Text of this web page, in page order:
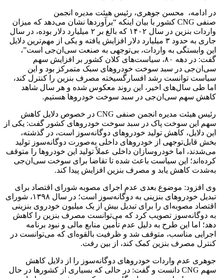
در ادامه، محسن جوهری، رئیس هیئت مدیره انجمن
صنفی CNG‌ کشور با بیان اینکه “برآوردها نشان می‌دهد که میزان
واردات بنزین در سال ۱۴۰۲ که بالغ بر ۲ میلیارد دلار بوده، در سال
جاری به حدود ۳ میلیارد دلار افزایش یافته و یکی از مهم‌ترین دلایل
این وابستگی به واردات، بی‌توجهی به صنعت سی‌ان‌جی است”،
گفت: در دهه ۸۰، سیاست‌های کلان کشور بر افزایش سهم
سی‌ان‌جی در سبد سوخت خودروهای سبک متمرکز بود و این
سیاست توانست رشد افسارگسیخته مصرف بنزین را کنترل کند،
اما طی سال‌های اخیر، این روند معکوس شده و هر سال شاهد
کاهش سهم سی‌ان‌جی در سبد سوخت خودروها هستیم.
رئیس هیئت مدیره انجمن صنفی CNG در خصوص دلایل کاهش
سهم این سوخت پاک در سبد سوخت خودروهای کشور گفت: یکی از
این دلایل، کاهش تولید خودروهای دوگانه‌سوز است، در گذشته،
بخش قابل‌توجهی از خودروهای داخلی به‌صورت دوگانه‌سوز تولید
می‌شدند، اما خودروسازان داخلی عملاً تولید این خودروها را متوقف
کرده‌اند؛ این سیاست باعث شده تا تقاضا برای سوخت سی‌ان‌جی
به‌شدت کاهش یابد و مصرف بنزین افزایش پیدا کند.
وی افزود: موضوع بعدی عدم اجرای مصوبه شورای اقتصاد برای
تبدیل خودروهای بنزینی به دوگانه‌سوز است؛ در سال ۱۳۹۸، شورای
اقتصاد مصوبه‌ای را برای تبدیل بیش از یک میلیون خودروی بنزینی
به دوگانه‌سوز تصویب کرد که می‌توانست مصرف بنزین را کاهش
دهد؛ اما این طرح به دلیل عدم تأمین منابع مالی و نبود برنامه
اجرایی مناسب، متوقف شد و ظرفیت بالقوه‌ای که می‌توانست در
کنترل مصرف بنزین کمک کند، از بین رفت.
جوهری عدم واردات خودروهای دوگانه‌سوز را از دلایل کاهش
سهم CNG‌ دانست و گفت: در حالی که بسیاری از کشورها در حال